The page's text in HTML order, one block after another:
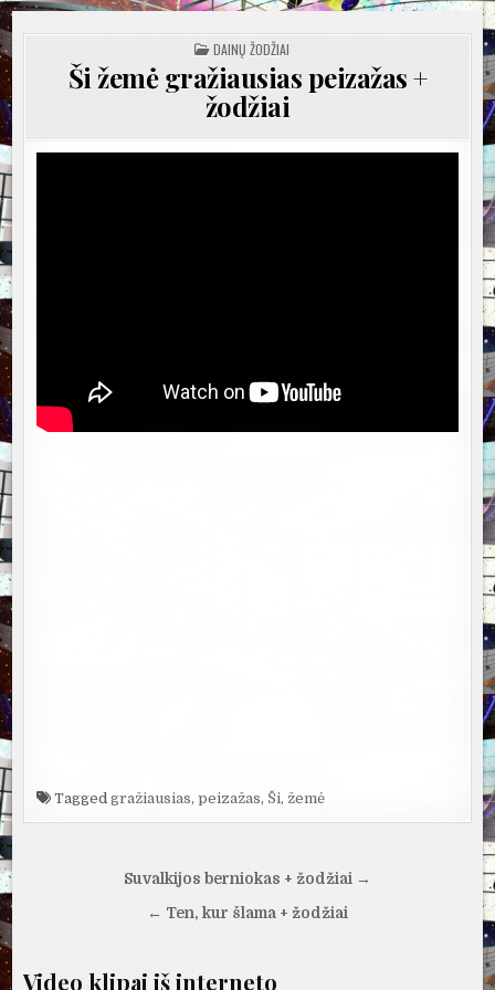
POSTED
IN
DAINŲ ŽODŽIAI
Ši žemė gražiausias peizažas +
žodžiai
Taggedgražiausias,peizažas, Ši, žemė
NavigacijaSuvalkijos berniokas + žodžiai →
← Ten, kur šlama + žodžiai
Video klipai iš interneto